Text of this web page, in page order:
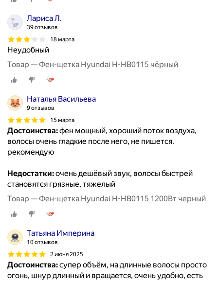
Лариса Л.
39 отзывов
18 марта
Неудобный
Товар — Фен-щетка Hyundai H-HB0115 чёрный
Наталья Васильева
9 отзывов
15 марта
Достоинства:фен мощный, хороший поток воздуха,
волосы очень гладкие после него, не пишется.
рекомендую
Недостатки:очень дешёвый звук, волосы быстрей
становятся грязные, тяжелый
Товар — Фен-щетка Hyundai H-HB0115 1200Вт черный
Татьяна Империна
10 отзывов
2 июня 2025
Достоинства:супер объём, на длинные волосы просто
огонь, шнур длинный и вращается, очень удобно, есть